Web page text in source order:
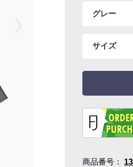
商品番号：